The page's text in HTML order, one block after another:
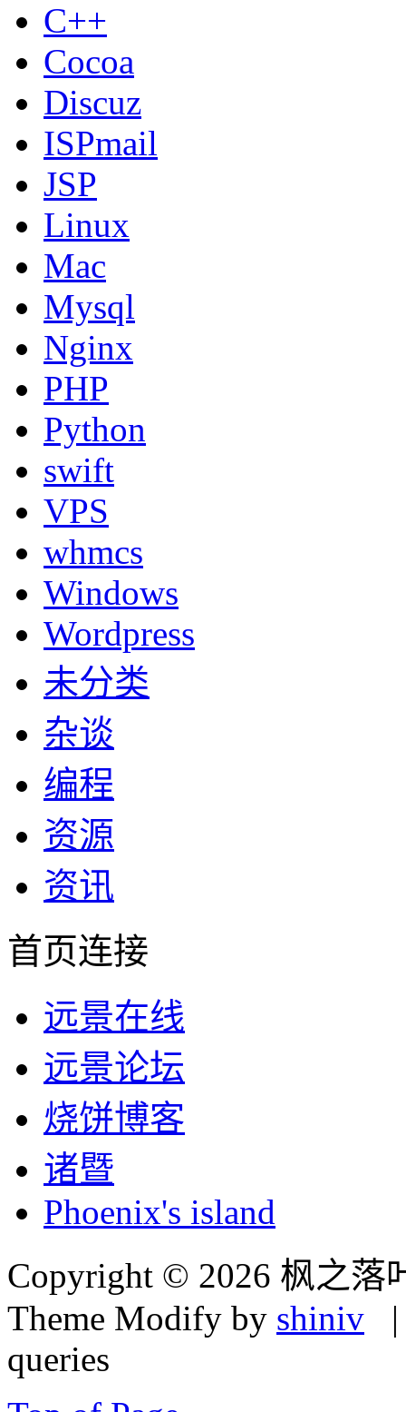
C++
Cocoa
Discuz
ISPmail
JSP
Linux
Mac
Mysql
Nginx
PHP
Python
swift
VPS
whmcs
Windows
Wordpress
未分类
杂谈
编程
资源
资讯
首页连接
远景在线
远景论坛
烧饼博客
诸暨
Phoenix's island
Copyright © 2026 枫之落
Theme Modify by shiniv |
queries